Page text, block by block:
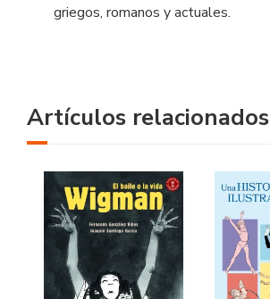
griegos, romanos y actuales.
Artículos relacionados